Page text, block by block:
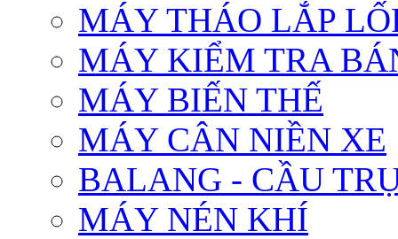
MÁY THÁO LẮP
MÁY KIỂM TRA
MÁY BIẾN THẾ
MÁY CÂN NIỀN XE
BALANG - CẦU
MÁY NÉN KHÍ